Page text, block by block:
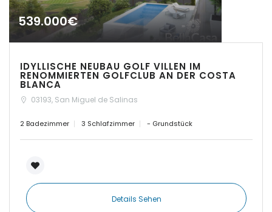
|-Es Carritxo / Cas Concos
|-Es Llombards / Santanyi
|-Esporles
|-Establiments
539.000€
IDYLLISCHE NEUBAU GOLF VILLEN IM
RENOMMIERTEN GOLFCLUB AN DER COSTA
BLANCA
03193, San Miguel de Salinas
2 Badezimmer 3 Schlafzimmer - Grundstück
Details Sehen